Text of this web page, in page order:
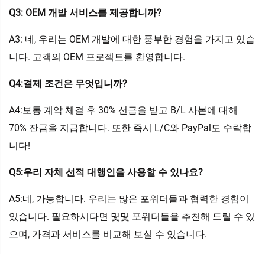
Q3: OEM 개발 서비스를 제공합니까?
A3: 네, 우리는 OEM 개발에 대한 풍부한 경험을 가지고 있습
니다. 고객의 OEM 프로젝트를 환영합니다.
Q4:결제 조건은 무엇입니까?
A4:보통 계약 체결 후 30% 선금을 받고 B/L 사본에 대해
70% 잔금을 지급합니다. 또한 즉시 L/C와 PayPal도 수락합
니다!
Q5:우리 자체 선적 대행인을 사용할 수 있나요?
A5:네, 가능합니다. 우리는 많은 포워더들과 협력한 경험이
있습니다. 필요하시다면 몇몇 포워더들을 추천해 드릴 수 있
으며, 가격과 서비스를 비교해 보실 수 있습니다.